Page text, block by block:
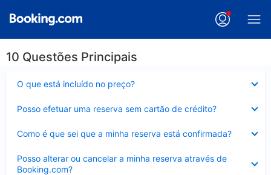
10 Questões Principais
O que está incluído no preço?
fechado
Posso efetuar uma reserva sem cartão de crédito?
fechado
Como é que sei que a minha reserva está confirmada?
fechado
Posso alterar ou cancelar a minha reserva através de
Booking.com?
fechado